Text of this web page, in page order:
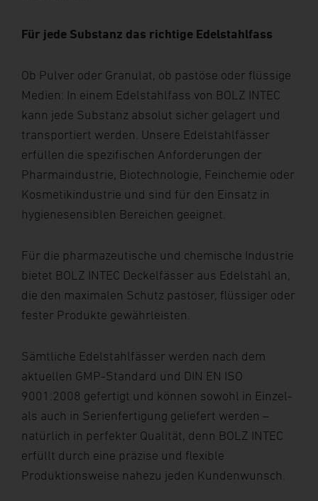
Für jede Substanz das richtige Edelstahlfass
Ob Pulver oder Granulat, ob pastöse oder flüssige
Medien: In einem Edelstahlfass von BOLZ INTEC
kann jede Substanz absolut sicher gelagert und
transportiert werden. Unsere Edelstahlfässer
erfüllen die spezifischen Anforderungen der
Pharmaindustrie, Biotechnologie, Feinchemie oder
Kosmetikindustrie und sind für den Einsatz in
hygienesensiblen Bereichen geeignet.
Für die pharmazeutische und chemische Industrie
bietet BOLZ INTEC Deckelfässer aus Edelstahl an,
die den maximalen Schutz pastöser, flüssiger oder
fester Produkte gewährleisten.
Sämtliche Edelstahlfässer werden nach dem
aktuellen GMP-Standard und DIN EN ISO
9001:2008 gefertigt und können sowohl in Einzel-
als auch in Serienfertigung geliefert werden –
natürlich in perfekter Qualität, denn BOLZ INTEC
erfüllt durch eine präzise und flexible
Produktionsweise nahezu jeden Kundenwunsch.